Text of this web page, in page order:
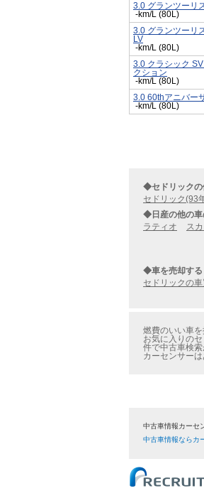
3.0 グランツーリ
-km/L (80L)
3.0 グランツーリ
LV
-km/L (80L)
3.0 クラシック
クション
-km/L (80L)
3.0 60thアニバー
-km/L (80L)
◆セドリックの
セドリック(93
◆日産の他の車
ラティオ
ス
◆車を売却する
セドリックの
燃費のいい車
お気に入りの
件で中古車検索
カーセンサー
中古車情報カーセ
中古車情報ならカ